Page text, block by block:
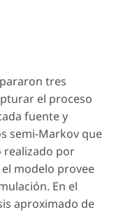
tres
el proceso
fuente y
semi-Markov que
realizado por
modelo provee
En el
aproximado de